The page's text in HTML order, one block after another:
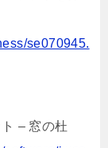
se070945.
– 窓の杜